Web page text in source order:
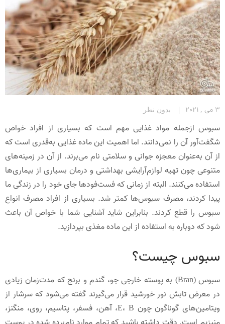
3 می , 2021 بدون نظر
سبوس ازجمله مواد غذایی مهم است که بسیاری از افراد خواص
شگفت‌آور آن را نمی‌دانند. اما اهمیت این ماده غذایی به‌قدری است که
از آن به‌عنوان معجزه جوانی و سلامتی نام می‌برند. از آن در زمینه‌های
متنوعی چون تهیه لوازم‌آرایشی بهداشتی و درمان بسیاری از بیماری‌ها
استفاده می‌کنند. البته از زمانی که فست‌فودها جای خود را در زندگی ما
پیدا کردند، مصرف سبوس‌ها کمتر شد. بسیاری از افراد مصرف انواع
سبوس را قطع کردند. بنابراین شاید آشنایی شما با خواص آن باعث
شود که دوباره به استفاده از این ماده مغذی بپردازید.
سبوس چیست؟
سبوس (Bran) به پوسته خارجی جو، گندم و برنج که مدت‌زمان زیادی
در معرض تابش نور خورشید قرار می‌گیرند گفته می‌شود که سرشار از
ویتامین‌های گوناگون چون E، B، آهن، فسفر، پتاسیم، روی، منگنز،